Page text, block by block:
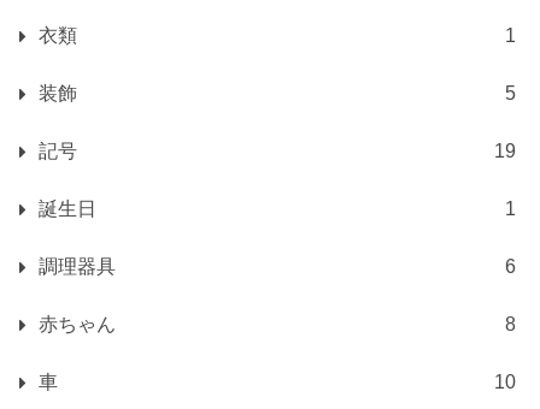
衣類 1
装飾 5
記号 19
誕生日 1
調理器具 6
赤ちゃん 8
車 10